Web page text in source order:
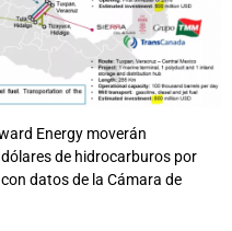
Energy moverán
de hidrocarburos por
datos de la Cámara de